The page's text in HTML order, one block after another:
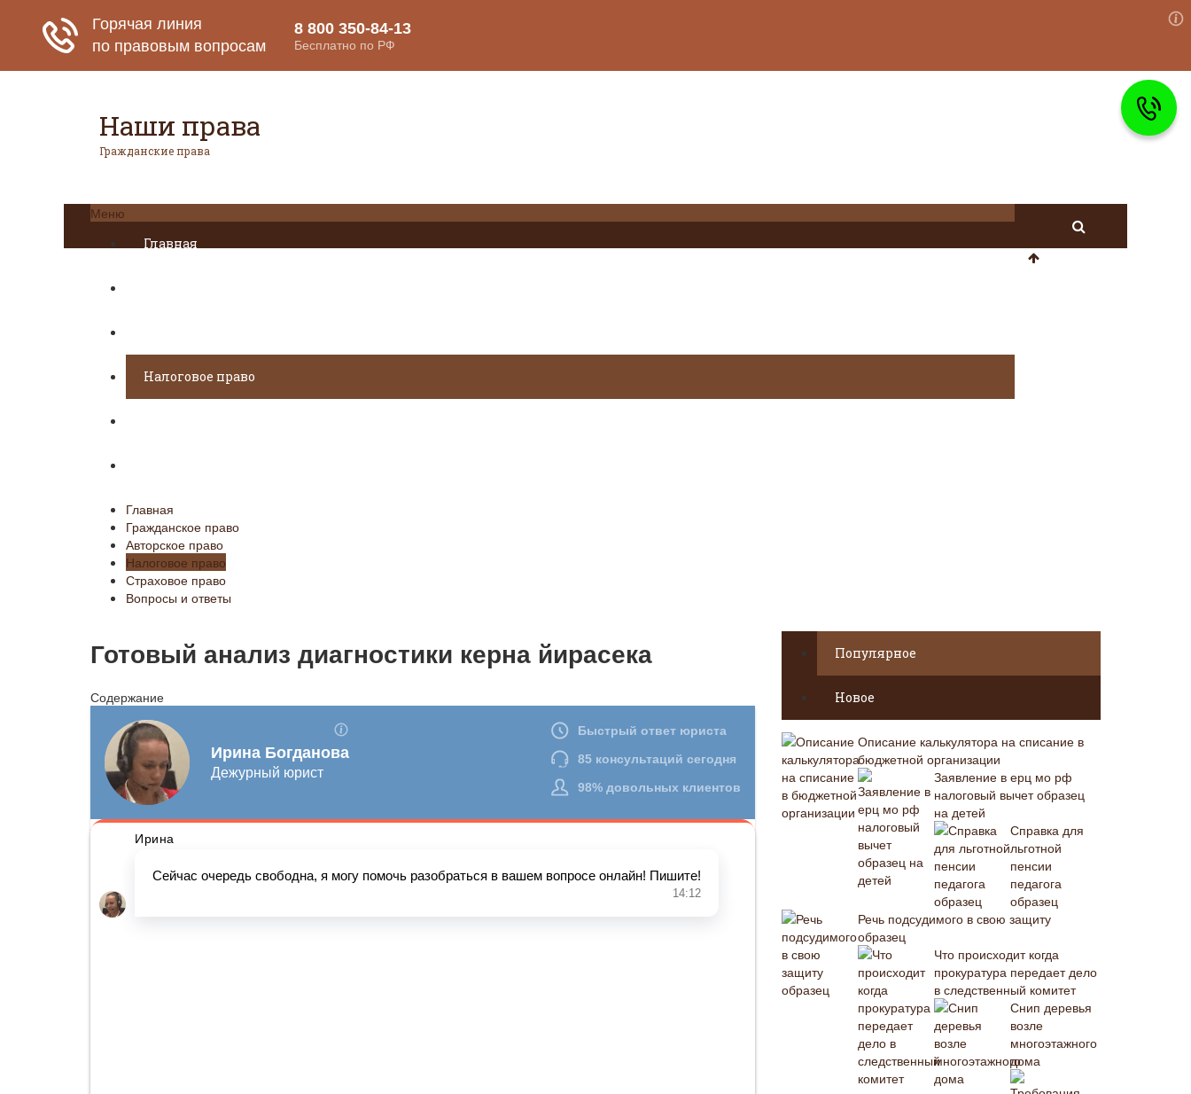
Наши права
Гражданские права
Меню
Главная
Налоговое право
Главная
Гражданское право
Авторское право
Налоговое право
Страховое право
Вопросы и ответы
Готовый анализ диагностики керна йирасека
Содержание
Популярное
Новое
Описание калькулятора на списание в
бюджетной организации
Заявление в ерц мо рф
налоговый вычет образец
на детей
Справка для
льготной
пенсии
педагога
образец
Речь подсудимого в свою защиту
образец
Что происходит когда
прокуратура передает дело
в следственный комитет
Снип деревья
возле
многоэтажного
дома